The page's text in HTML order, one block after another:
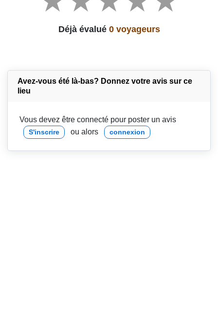
Déjà évalué 0 voyageurs
Avez-vous été là-bas? Donnez votre avis sur ce
lieu
Vous devez être connecté pour poster un avis
S'inscrire ou alors connexion